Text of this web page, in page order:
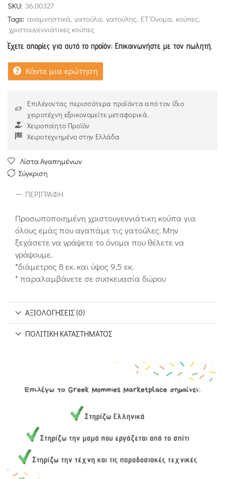
SKU: 36.00327
Tags: αναμνηστικά, γατούλα, γατούλης, ΕΤ Όνομα, κούπες,
χριστουγεννιάτικες κούπες
Έχετε απορίες για αυτό το προϊόν; Επικοινωνήστε με τον πωλητή.
Κάντε μια ερώτηση
Επιλέγοντας περισσότερα προϊόντα από τον ίδιο
χειροτέχνη εξοικονομείτε μεταφορικά.
Χειροποίητο Προϊόν
Χειροτεχνημένο στην Ελλάδα
Λίστα Αγαπημένων
Σύγκριση
ΠΕΡΙΓΡΑΦΉ
Προσωποποιημένη χριστουγεννιάτικη κούπα για
όλους εμάς που αγαπάμε τις γατούλες. Μην
ξεχάσετε να γράψετε το όνομα που θέλετε να
γράψουμε.
*διάμετρος 8 εκ. και ύψος 9,5 εκ.
* παραλαμβάνετε σε συσκευασία δώρου
ΑΞΙΟΛΟΓΉΣΕΙΣ (0)
ΠΟΛΙΤΙΚΉ ΚΑΤΑΣΤΉΜΑΤΟΣ